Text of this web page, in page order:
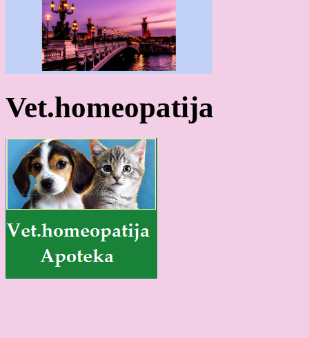
Vet.homeopatija